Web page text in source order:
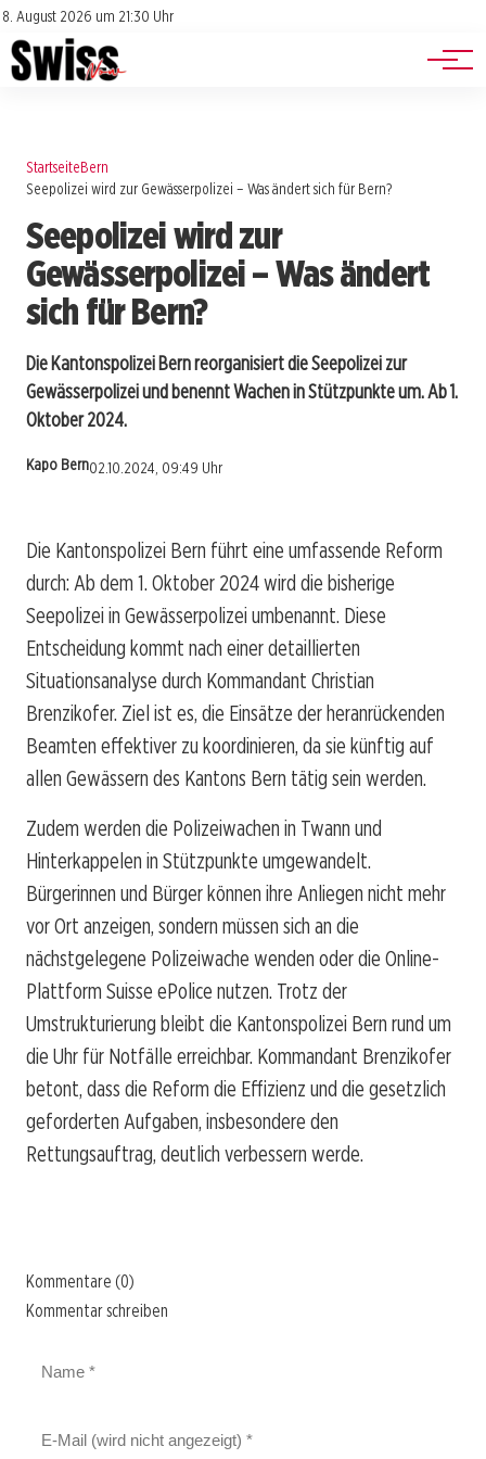
8. August 2026 um 21:30 Uhr
Impressum
Datenschutz
Jobs
Events
StartseiteBern
Seepolizei wird zur Gewässerpolizei – Was ändert sich für Bern?
Seepolizei wird zur
Gewässerpolizei – Was ändert
sich für Bern?
Die Kantonspolizei Bern reorganisiert die Seepolizei zur
Gewässerpolizei und benennt Wachen in Stützpunkte um. Ab 1.
Oktober 2024.
Kapo Bern02.10.2024, 09:49 Uhr
Die Kantonspolizei Bern führt eine umfassende Reform
durch: Ab dem 1. Oktober 2024 wird die bisherige
Seepolizei in Gewässerpolizei umbenannt. Diese
Entscheidung kommt nach einer detaillierten
Situationsanalyse durch Kommandant Christian
Brenzikofer. Ziel ist es, die Einsätze der heranrückenden
Beamten effektiver zu koordinieren, da sie künftig auf
allen Gewässern des Kantons Bern tätig sein werden.
Zudem werden die Polizeiwachen in Twann und
Hinterkappelen in Stützpunkte umgewandelt.
Bürgerinnen und Bürger können ihre Anliegen nicht mehr
vor Ort anzeigen, sondern müssen sich an die
nächstgelegene Polizeiwache wenden oder die Online-
Plattform Suisse ePolice nutzen. Trotz der
Umstrukturierung bleibt die Kantonspolizei Bern rund um
die Uhr für Notfälle erreichbar. Kommandant Brenzikofer
betont, dass die Reform die Effizienz und die gesetzlich
geforderten Aufgaben, insbesondere den
Rettungsauftrag, deutlich verbessern werde.
Kommentare (0)
Kommentar schreiben